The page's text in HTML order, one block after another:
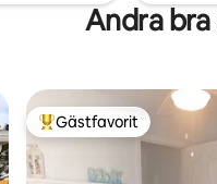
Andra
Populär gästfavorit
Gästfavorit